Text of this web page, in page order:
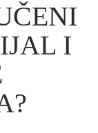
I